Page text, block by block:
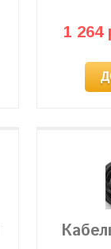
1 264